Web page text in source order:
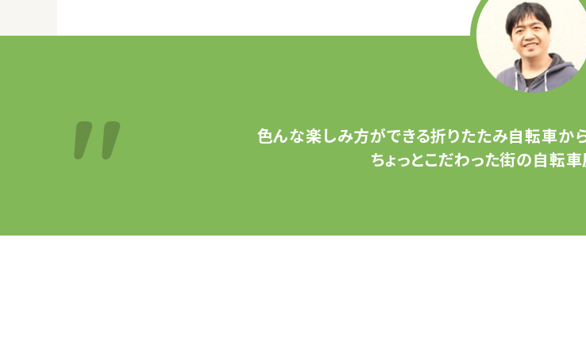
色んな楽しみ方ができる折りたたみ自転車か
ちょっとこだわった街の自転車